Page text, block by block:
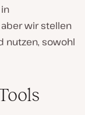
wir stellen
nutzen, sowohl